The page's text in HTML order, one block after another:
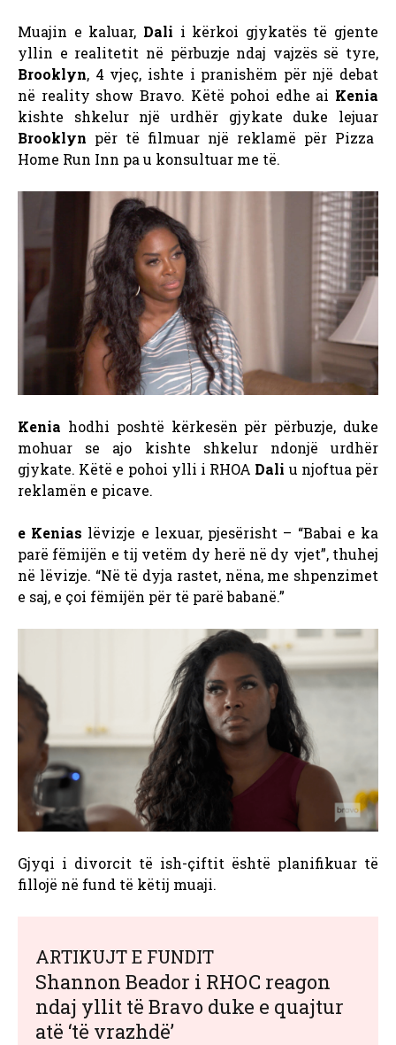
Muajin e kaluar, Dali i kërkoi gjykatës të gjente
yllin e realitetit në përbuzje ndaj vajzës së tyre,
Brooklyn, 4 vjeç, ishte i pranishëm për një debat
në reality show Bravo. Këtë pohoi edhe ai Kenia
kishte shkelur një urdhër gjykate duke lejuar
Brooklyn për të filmuar një reklamë për Pizza
Home Run Inn pa u konsultuar me të.
Kenia hodhi poshtë kërkesën për përbuzje, duke
mohuar se ajo kishte shkelur ndonjë urdhër
gjykate. Këtë e pohoi ylli i RHOA Dali u njoftua për
reklamën e picave.
e Kenias lëvizje e lexuar, pjesërisht – “Babai e ka
parë fëmijën e tij vetëm dy herë në dy vjet”, thuhej
në lëvizje. “Në të dyja rastet, nëna, me shpenzimet
e saj, e çoi fëmijën për të parë babanë.”
Gjyqi i divorcit të ish-çiftit është planifikuar të
fillojë në fund të këtij muaji.
ARTIKUJT E FUNDIT
Shannon Beador i RHOC reagon
ndaj yllit të Bravo duke e quajtur
atë ‘të vrazhdë’